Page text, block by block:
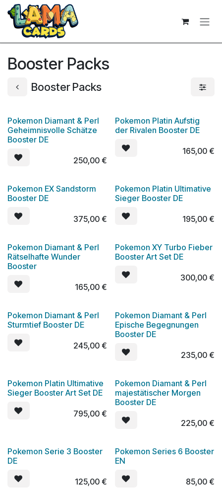
Zum Inhalt springen
Booster Packs
Booster Packs
Pokemon Diamant & Perl
Geheimnisvolle Schätze
Booster DE
250,00€
Pokemon Platin Aufstig
der Rivalen Booster DE
165,00€
Pokemon EX Sandstorm
Booster DE
375,00€
Pokemon Platin Ultimative
Sieger Booster DE
195,00€
Pokemon Diamant & Perl
Rätselhafte Wunder
Booster
165,00€
Pokemon XY Turbo Fieber
Booster Art Set DE
300,00€
Pokemon Diamant & Perl
Sturmtief Booster DE
245,00€
Pokemon Diamant & Perl
Epische Begegnungen
Booster DE
235,00€
Pokemon Platin Ultimative
Sieger Booster Art Set DE
795,00€
Pokemon Diamant & Perl
majestätischer Morgen
Booster DE
225,00€
Pokemon Serie 3 Booster
DE
125,00€
Pokemon Series 6 Booster
EN
85,00€